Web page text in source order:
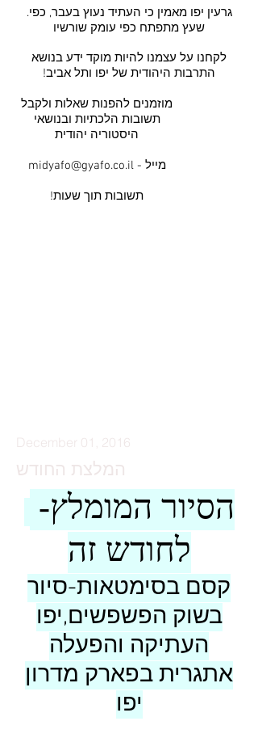
.גרעין יפו מאמין כי העתיד נעוץ בעבר, כפי
שעץ מתפתח כפי עומק שורשיו
לקחנו על עצמנו להיות מוקד ידע בנושא
התרבות היהודית של יפו ותל אביב!
מוזמנים להפנות שאלות ולקבל
תשובות הלכתיות ובנושאי
היסטוריה יהודית
מייל - midyafo@gyafo.co.il
תשובות תוך שעות!
December 01, 2016
המלצת החודש
-הסיור המומלץ
לחודש זה
קסם בסימטאות-סיור
בשוק הפשפשים,יפו
העתיקה והפעלה
אתגרית בפארק מדרון
יפו